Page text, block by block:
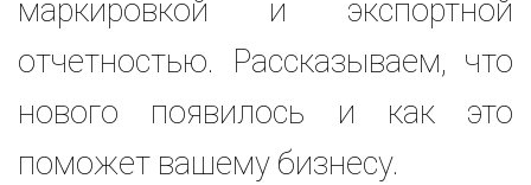
маркировкой и экспортной
отчетностью. Рассказываем, что
нового появилось и как это
поможет вашему бизнесу.